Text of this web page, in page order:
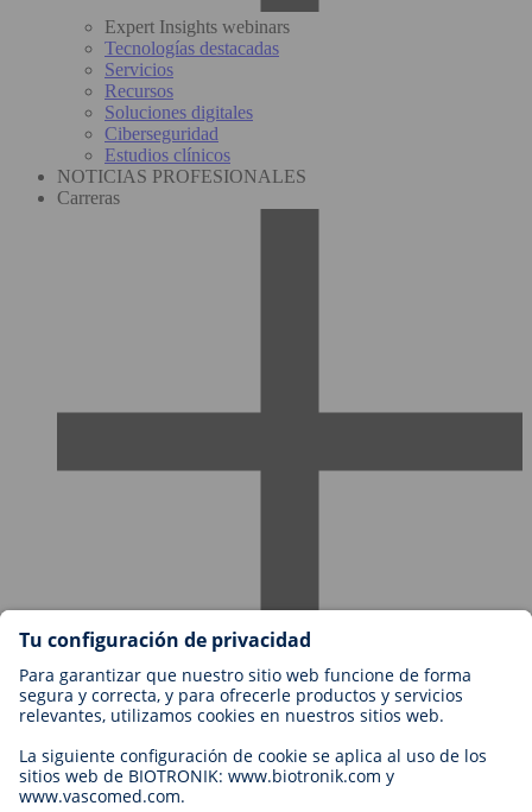
Expert Insights webinars
Tecnologías destacadas
Servicios
Recursos
Soluciones digitales
Ciberseguridad
Estudios clínicos
NOTICIAS PROFESIONALES
Carreras
Empleos en BIOTRONIK
Niveles profesionales
Aplicación
Oportunidad profesional